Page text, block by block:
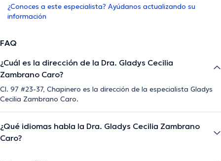
¿Conoces a este especialista? Ayúdanos actualizando su
información
FAQ
¿Cuál es la dirección de la Dra. Gladys Cecilia
Zambrano Caro?
Cl. 97 #23-37, Chapinero es la dirección de la especialista Gladys
Cecilia Zambrano Caro.
¿Qué idiomas habla la Dra. Gladys Cecilia Zambrano
Caro?